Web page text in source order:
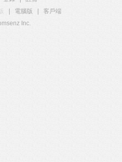
電腦版
客戶端
Inc.